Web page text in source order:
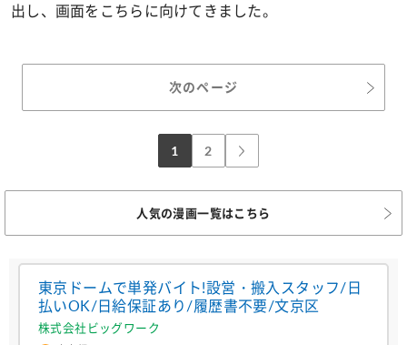
出し、画面をこちらに向けてきました。
次のページ
1 2
人気の漫画一覧はこちら
東京ドームで単発バイト!設営・搬入スタッフ/日
払いOK/日給保証あり/履歴書不要/文京区
株式会社ビッグワーク